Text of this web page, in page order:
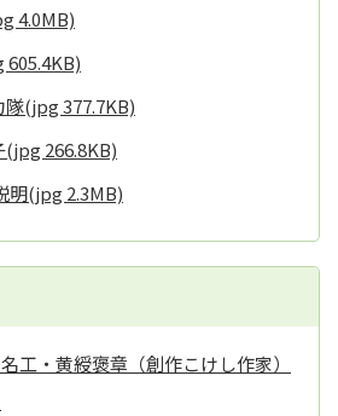
4.0MB)
605.4KB)
隊(jpg 377.7KB)
(jpg 266.8KB)
明(jpg 2.3MB)
工・黄綬褒章（創作こけし作家）